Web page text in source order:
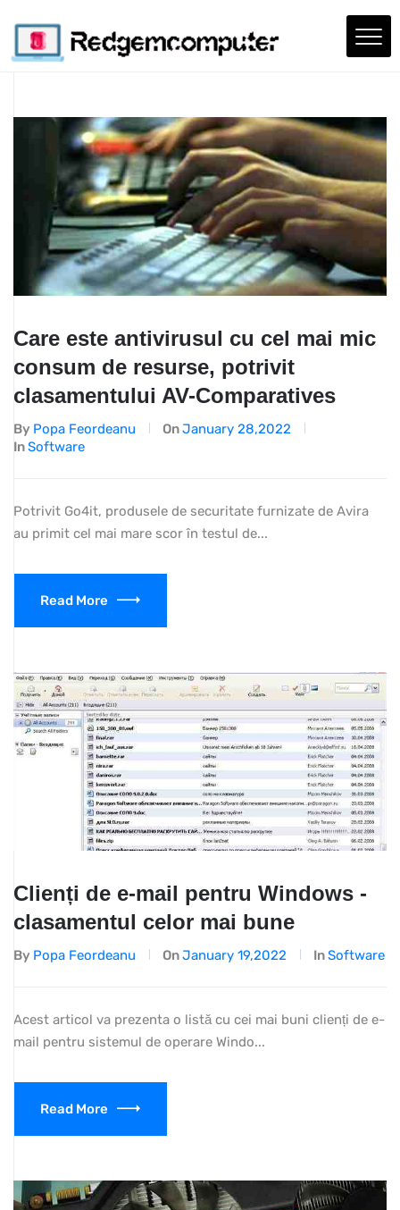
Care este antivirusul cu cel mai mic
consum de resurse, potrivit
clasamentului AV-Comparatives
By Popa Feordeanu OnJanuary 28,2022
InSoftware
Potrivit Go4it, produsele de securitate furnizate de Avira
au primit cel mai mare scor în testul de...
Read More
Clienți de e-mail pentru Windows -
clasamentul celor mai bune
By Popa Feordeanu OnJanuary 19,2022 InSoftware
Acest articol va prezenta o listă cu cei mai buni clienți de e-
mail pentru sistemul de operare Windo...
Read More